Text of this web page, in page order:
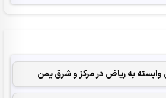
وابسته به ریاض در مرکز و شرق یمن